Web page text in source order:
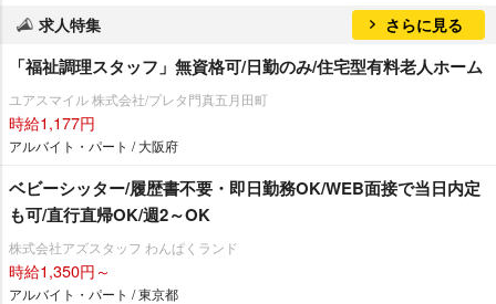
求人特集 さらに見る
「福祉調理スタッフ」無資格可/日勤のみ/住宅型有料老人ホーム
ユアスマイル 株式会社/プレタ門真五月田町
時給1,177円
アルバイト・パート / 大阪府
ベビーシッター/履歴書不要・即日勤務OK/WEB面接で当日内定
も可/直行直帰OK/週2～OK
株式会社アズスタッフ わんぱくランド
時給1,350円～
アルバイト・パート / 東京都